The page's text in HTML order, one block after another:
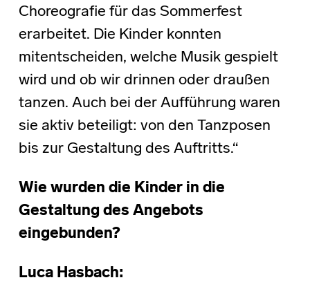
Choreografie für das Sommerfest
erarbeitet. Die Kinder konnten
mitentscheiden, welche Musik gespielt
wird und ob wir drinnen oder draußen
tanzen. Auch bei der Aufführung waren
sie aktiv beteiligt: von den Tanzposen
bis zur Gestaltung des Auftritts.“
Wie wurden die Kinder in die
Gestaltung des Angebots
eingebunden?
Luca Hasbach: